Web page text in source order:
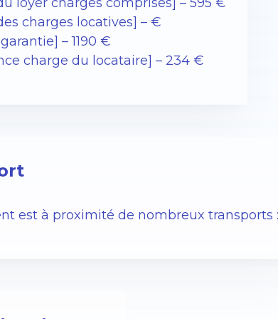
charges locatives] – €
– 1190 €
charge du locataire] – 234 €
est à proximité de nombreux transports :